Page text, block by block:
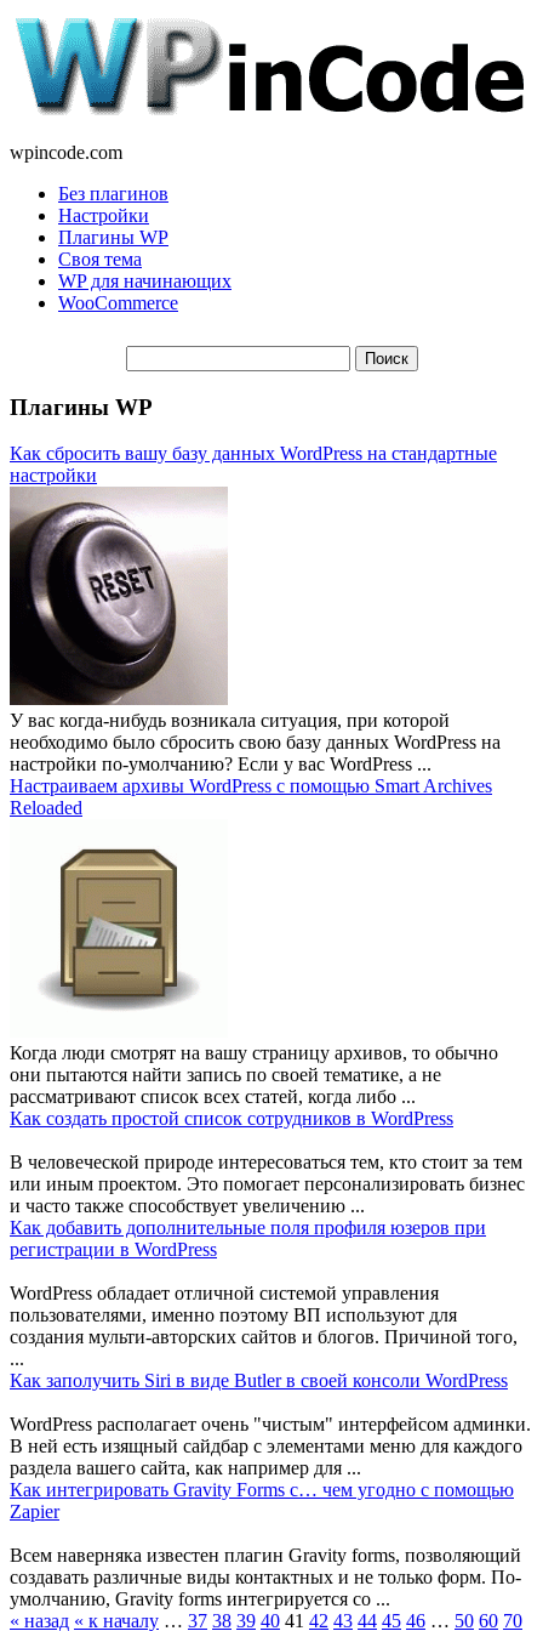
wpincode.com
Без плагинов
Настройки
Плагины WP
Своя тема
WP для начинающих
WooCommerce
Плагины WP
Как сбросить вашу базу данных WordPress на стандартные
настройки
У вас когда-нибудь возникала ситуация, при которой
необходимо было сбросить свою базу данных WordPress на
настройки по-умолчанию? Если у вас WordPress ...
Настраиваем архивы WordPress с помощью Smart Archives
Reloaded
Когда люди смотрят на вашу страницу архивов, то обычно
они пытаются найти запись по своей тематике, а не
рассматривают список всех статей, когда либо ...
Как создать простой список сотрудников в WordPress
В человеческой природе интересоваться тем, кто стоит за тем
или иным проектом. Это помогает персонализировать бизнес
и часто также способствует увеличению ...
Как добавить дополнительные поля профиля юзеров при
регистрации в WordPress
WordPress обладает отличной системой управления
пользователями, именно поэтому ВП используют для
создания мульти-авторских сайтов и блогов. Причиной того,
...
Как заполучить Siri в виде Butler в своей консоли WordPress
WordPress располагает очень "чистым" интерфейсом админки.
В ней есть изящный сайдбар с элементами меню для каждого
раздела вашего сайта, как например для ...
Как интегрировать Gravity Forms с… чем угодно с помощью
Zapier
Всем наверняка известен плагин Gravity forms, позволяющий
создавать различные виды контактных и не только форм. По-
умолчанию, Gravity forms интегрируется со ...
« назад « к началу … 37 38 39 40 41 42 43 44 45 46 … 50 60 70